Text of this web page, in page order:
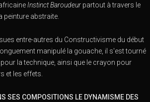
Instinct Baroudeur partout à travers le
peinture abstraite.
entre-autres du Constructivisme du début
manipulé la gouache, il s'est tourné
la technique, ainsi que le crayon pour
et les effets.
SES COMPOSITIONS LE DYNAMISME DES